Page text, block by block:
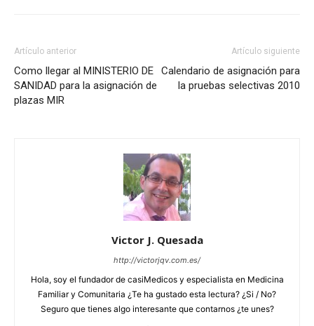
Artículo anterior
Como llegar al MINISTERIO DE
SANIDAD para la asignación de
plazas MIR
Artículo siguiente
Calendario de asignación para
la pruebas selectivas 2010
Victor J. Quesada
http://victorjqv.com.es/
Hola, soy el fundador de casiMedicos y especialista en Medicina
Familiar y Comunitaria ¿Te ha gustado esta lectura? ¿Si / No?
Seguro que tienes algo interesante que contarnos ¿te unes?